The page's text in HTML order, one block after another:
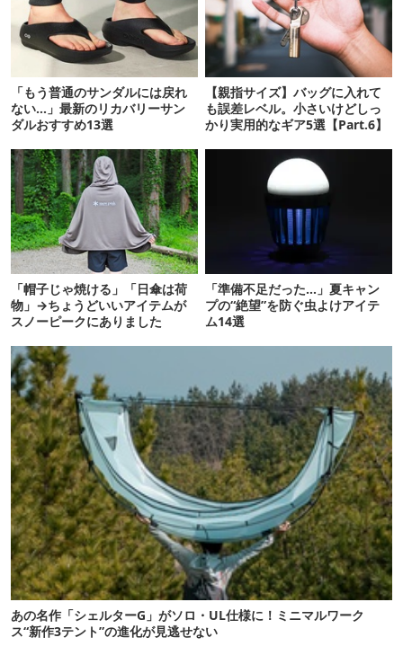
「もう普通のサンダルには戻れ
ない…」最新のリカバリーサン
ダルおすすめ13選
【親指サイズ】バッグに入れて
も誤差レベル。小さいけどしっ
かり実用的なギア5選【Part.6】
「帽子じゃ焼ける」「日傘は荷
物」→ちょうどいいアイテムが
スノーピークにありました
「準備不足だった…」夏キャン
プの“絶望”を防ぐ虫よけアイテ
ム14選
あの名作「シェルターG」がソロ・UL仕様に！ミニマルワーク
ス“新作3テント”の進化が見逃せない